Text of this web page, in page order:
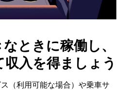
ときに稼働し、
入を得ましょう
（利用可能な場合）や乗車サ